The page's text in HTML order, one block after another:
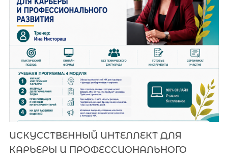
ИСКУССТВЕННЫЙ ИНТЕЛЛЕКТ ДЛЯ
КАРЬЕРЫ И ПРОФЕССИОНАЛЬНОГО